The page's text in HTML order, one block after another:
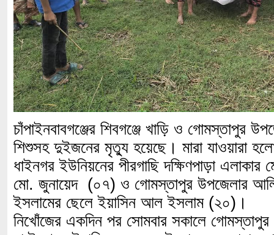
চাঁপাইনবাবগঞ্জের শিবগঞ্জে খাড়ি ও গোমস্তাপুর
শিশুসহ দুইজনের মৃত্যু হয়েছে। মারা যাওয়ারা
ধাইনগর ইউনিয়নের পীরগাছি দক্ষিণপাড়া এলাকার
মো. জুনায়েদ (০৭) ও গোমস্তাপুর উপজেলার
ইসলামের ছেলে ইয়াসিন আল ইসলাম (২০)।
নিখোঁজের একদিন পর সোমবার সকালে গোমস্তাপুর